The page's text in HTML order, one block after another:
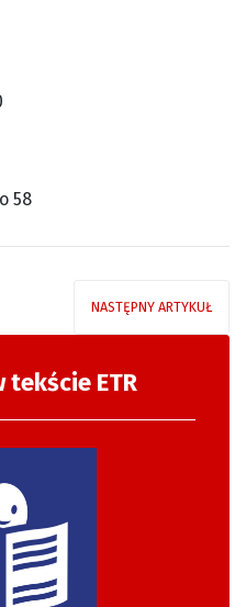
58
NASTĘPNY ARTYKUŁ
ETR